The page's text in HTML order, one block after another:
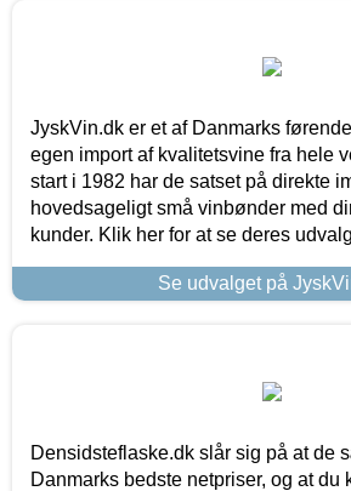
JyskVin.dk er et af Danmarks
egen import af kvalitetsvine fra hele
start i 1982 har de satset på direkte
hovedsageligt små vinbønder med
kunder. Klik her for at se deres
Se udvalget på
Densidsteflaske.dk slår sig på at de
Danmarks bedste netpriser, og at du